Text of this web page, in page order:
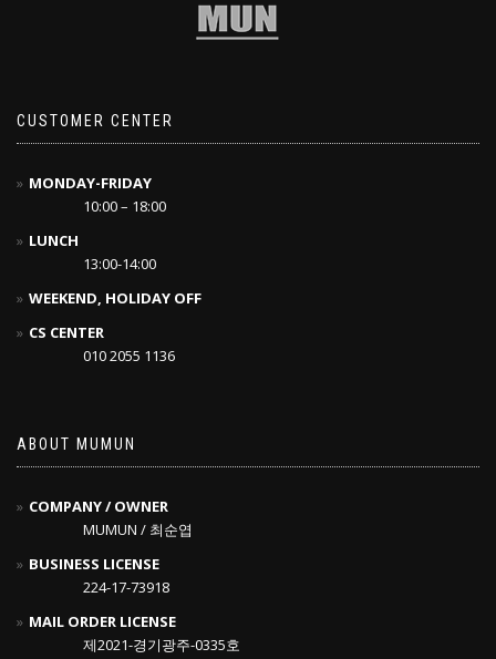
CUSTOMER CENTER
MONDAY-FRIDAY
10:00 – 18:00
LUNCH
13:00-14:00
WEEKEND, HOLIDAY OFF
CS CENTER
010 2055 1136
ABOUT MUMUN
COMPANY / OWNER
MUMUN / 최순엽
BUSINESS LICENSE
224-17-73918
MAIL ORDER LICENSE
제2021-경기광주-0335호